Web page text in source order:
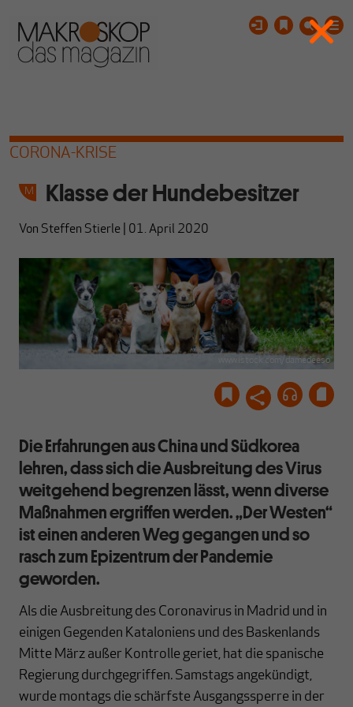
CORONA-KRISE
Klasse der Hundebesitzer
Von Steffen Stierle 01. April 2020
www.istock.com/damedeeso
Die Erfahrungen aus China und Südkorea
lehren, dass sich die Ausbreitung des Virus
weitgehend begrenzen lässt, wenn diverse
Maßnahmen ergriffen werden. „Der Westen“
ist einen anderen Weg gegangen und so
rasch zum Epizentrum der Pandemie
geworden.
Als die Ausbreitung des Coronavirus in Madrid und in
einigen Gegenden Kataloniens und des Baskenlands
Mitte März außer Kontrolle geriet, hat die spanische
Regierung durchgegriffen. Samstags angekündigt,
wurde montags die schärfste Ausgangssperre in der